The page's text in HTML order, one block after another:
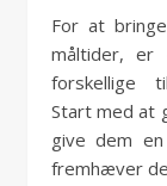
For at
måltider, er
forskellige
Start med at
give dem
fremhæver